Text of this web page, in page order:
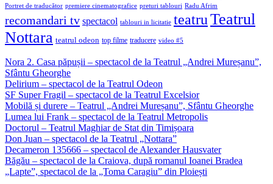
Portret de traducător premiere cinematografice preturi tablouri Radu Afrim
recomandari tv spectacol tablouri in licitatie teatruTeatrul
Nottara teatrul odeon top filme traducere video #5
Nora 2. Casa păpușii – spectacol de la Teatrul „Andrei Mureșanu”,
Sfântu Gheorghe
Delirium – spectacol de la Teatrul Odeon
SF Super Fragil – spectacol de la Teatrul Excelsior
Mobilă și durere – Teatrul „Andrei Mureșanu”, Sfântu Gheorghe
Lumea lui Frank – spectacol de la Teatrul Metropolis
Doctorul – Teatrul Maghiar de Stat din Timișoara
Don Juan – spectacol de la Teatrul „Nottara”
Decameron 135666 – spectacol de Alexander Hausvater
Băgău – spectacol de la Craiova, după romanul Ioanei Bradea
„Lapte”, spectacol de la „Toma Caragiu” din Ploiești